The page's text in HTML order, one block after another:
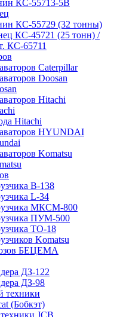
КС-55713-5В
КС-55729 (32 тонны)
КС-45721 (25 тонн) /
КС-65711
Caterpillar
Doosan
Hitachi
Hitachi
HYUNDAI
Komatsu
B-138
L-34
МКСМ-800
ПУМ-500
ТО-18
Komatsu
БЕЦЕМА
ДЗ-122
ДЗ-98
техники
(Бобкэт)
JCB